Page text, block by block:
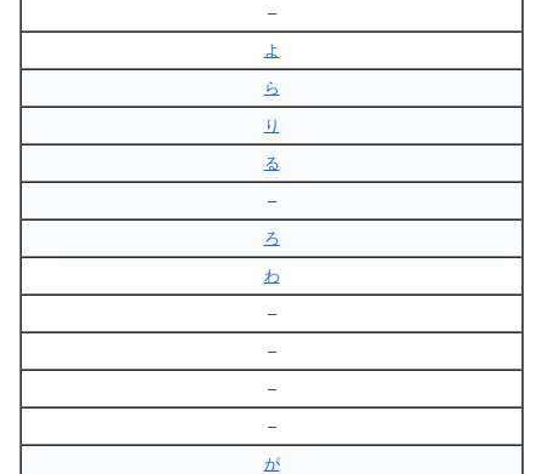
–
よ
ら
り
る
–
ろ
わ
–
–
–
–
が